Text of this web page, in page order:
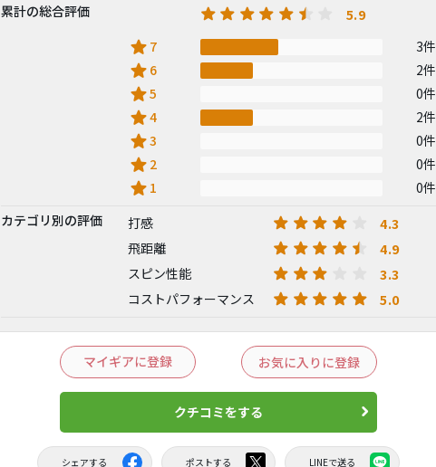
累計の総合評価
5.9
star 7 3件
star 6 2件
star5 0件
star4 2件
star3 0件
star 2 0件
star 1
0件
カテゴリ別の評価
打感 4.3
飛距離 4.9
スピン性能 3.3
コストパフォーマンス 5.0
マイギアに登録 お気に入りに登録
クチコミをする
シェアする ポストする LINEで送る